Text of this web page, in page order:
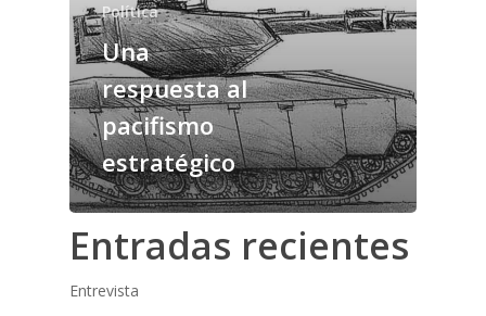
Política
Una
respuesta al
pacifismo
estratégico
Entradas recientes
Entrevista